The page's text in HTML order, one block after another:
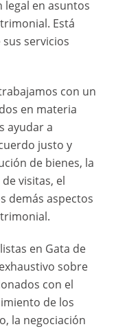
en asuntos
Está
servicios
con un
en materia
ayudar a
justo y
de bienes, la
visitas, el
demás aspectos
en Gata de
sobre
con el
de los
la negociación